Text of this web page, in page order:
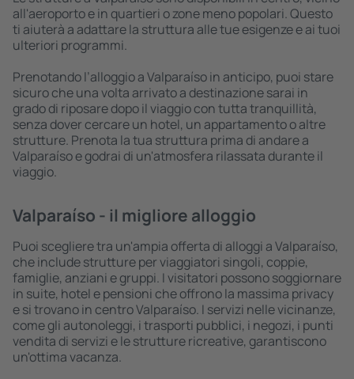
all'aeroporto e in quartieri o zone meno popolari. Questo
ti aiuterà a adattare la struttura alle tue esigenze e ai tuoi
ulteriori programmi.
Prenotando l’alloggio a Valparaíso in anticipo, puoi stare
sicuro che una volta arrivato a destinazione sarai in
grado di riposare dopo il viaggio con tutta tranquillità,
senza dover cercare un hotel, un appartamento o altre
strutture. Prenota la tua struttura prima di andare a
Valparaíso e godrai di un'atmosfera rilassata durante il
viaggio.
Valparaíso - il migliore alloggio
Puoi scegliere tra un'ampia offerta di alloggi a Valparaíso,
che include strutture per viaggiatori singoli, coppie,
famiglie, anziani e gruppi. I visitatori possono soggiornare
in suite, hotel e pensioni che offrono la massima privacy
e si trovano in centro Valparaíso. I servizi nelle vicinanze,
come gli autonoleggi, i trasporti pubblici, i negozi, i punti
vendita di servizi e le strutture ricreative, garantiscono
un'ottima vacanza.